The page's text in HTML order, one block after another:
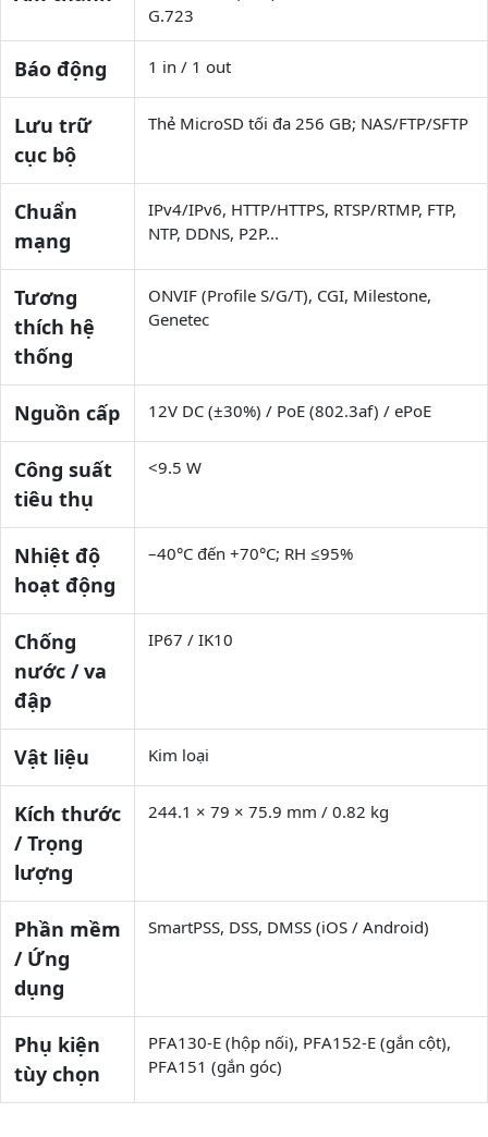
G.723
Báo động 1 in / 1 out
Lưu trữ
cục bộ
Thẻ MicroSD tối đa 256 GB; NAS/FTP/SFTP
Chuẩn
mạng
IPv4/IPv6, HTTP/HTTPS, RTSP/RTMP, FTP,
NTP, DDNS, P2P...
Tương
thích hệ
thống
ONVIF (Profile S/G/T), CGI, Milestone,
Genetec
Nguồn cấp 12V DC (±30%) / PoE (802.3af) / ePoE
Công suất
tiêu thụ
<9.5 W
Nhiệt độ
hoạt động
–40°C đến +70°C; RH ≤95%
Chống
nước / va
đập
IP67 / IK10
Vật liệu Kim loại
Kích thước
/ Trọng
lượng
244.1 × 79 × 75.9 mm / 0.82 kg
Phần mềm
/ Ứng
dụng
SmartPSS, DSS, DMSS (iOS / Android)
Phụ kiện
tùy chọn
PFA130-E (hộp nối), PFA152-E (gắn cột),
PFA151 (gắn góc)